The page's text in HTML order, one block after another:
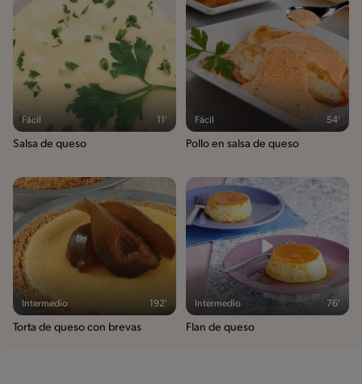
Fácil 11'
Salsa de queso
Fácil 54'
Pollo en salsa de queso
Intermedio 192'
Torta de queso con brevas
Intermedio 76'
Flan de queso